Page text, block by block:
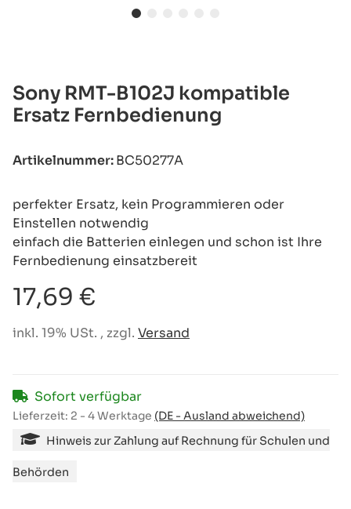
Sony RMT-B102J kompatible
Ersatz Fernbedienung
Artikelnummer:BC50277A
perfekter Ersatz, kein Programmieren oder
Einstellen notwendig
einfach die Batterien einlegen und schon ist Ihre
Fernbedienung einsatzbereit
17,69 €
inkl. 19% USt. , zzgl. Versand
Sofort verfügbar
Lieferzeit: 2 - 4 Werktage (DE - Ausland abweichend)
Hinweis zur Zahlung auf Rechnung für Schulen und
Behörden